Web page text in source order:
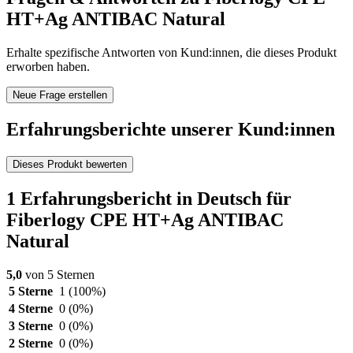
HT+Ag ANTIBAC Natural
Erhalte spezifische Antworten von Kund:innen, die dieses Produkt
erworben haben.
Neue Frage erstellen
Erfahrungsberichte unserer Kund:innen
Dieses Produkt bewerten
1 Erfahrungsbericht in Deutsch für
Fiberlogy CPE HT+Ag ANTIBAC
Natural
5,0 von 5 Sternen
5 Sterne 1 (100%)
4 Sterne 0 (0%)
3 Sterne 0 (0%)
2 Sterne 0 (0%)